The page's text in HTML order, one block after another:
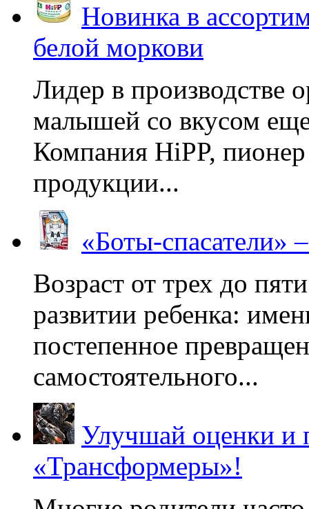
Новинка в
белой моркови
Лидер в производстве
малышей со вкусом
Компания HiPP, пионер
продукции...
«Боты-спасатели»
Возраст от трех до
развитии ребенка:
постепенное
самостоятельного...
Улучшай оценки и
«Трансформеры»!